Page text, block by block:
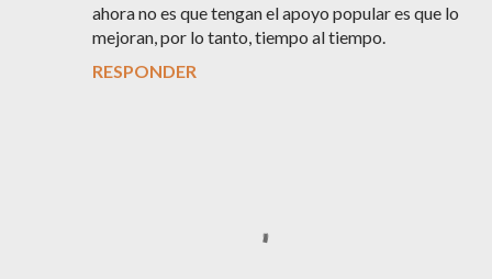
ahora no es que tengan el apoyo popular es que lo
mejoran, por lo tanto, tiempo al tiempo.
RESPONDER